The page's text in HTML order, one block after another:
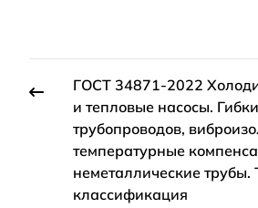
ГОСТ 34871-2022
и тепловые насосы.
трубопроводов,
температурные
неметаллические трубы.
классификация